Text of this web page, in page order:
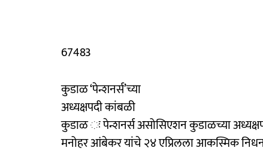
67483
कुडाळ ‘पेन्शनर्स’च्या
अध्यक्षपदी कांबळी
कुडाळ ः पेन्शनर्स असोसिएशन कुडाळच्या
मनोहर आंबेकर यांचे २४ एप्रिलला आकस्मिक निधन